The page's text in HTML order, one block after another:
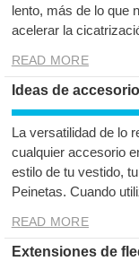
lento, más de lo que
acelerar la
READ MORE
Ideas de
La versatilidad de lo
cualquier accesorio
estilo de tu vestido,
Peinetas. Cuando
READ MORE
Extensiones de